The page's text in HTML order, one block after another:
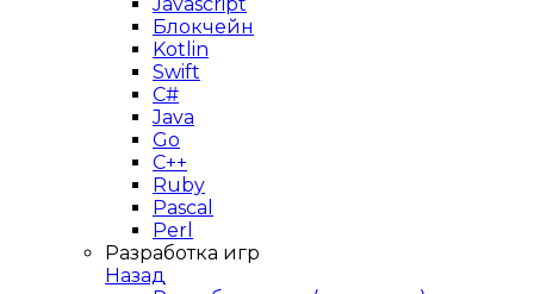
Блокчейн
Kotlin
Swift
C#
Java
Go
C++
Ruby
Pascal
Perl
Разработка игр
Назад